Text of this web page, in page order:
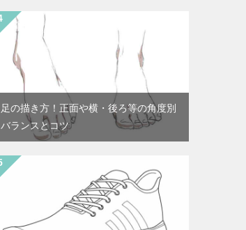
足の描き方！正面や横・後ろ等の角度別
バランスとコツ